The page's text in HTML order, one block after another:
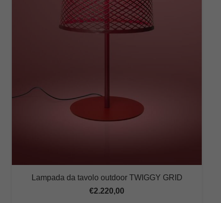
Lampada da tavolo outdoor TWIGGY GRID
€2.220,00